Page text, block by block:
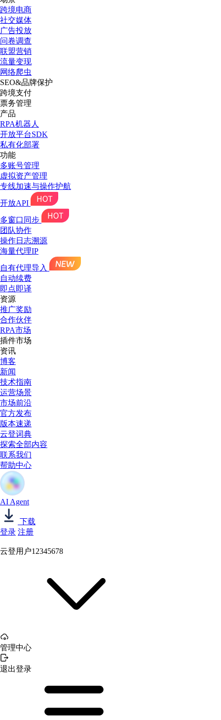
跨境电商
社交媒体
广告投放
问卷调查
联盟营销
流量变现
网络爬虫
SEO&品牌保护
跨境支付
票务管理
产品
RPA机器人
开放平台SDK
私有化部署
功能
多账号管理
虚拟资产管理
专线加速与操作护航
开放API
多窗口同步
团队协作
操作日志溯源
海量代理IP
自有代理导入
自动续费
即点即译
资源
推广奖励
合作伙伴
RPA市场
插件市场
资讯
博客
新闻
技术指南
运营场景
市场前沿
官方发布
版本速递
云登词典
探索全部内容
联系我们
帮助中心
AI Agent
下载
登录 注册
云登用户12345678
管理中心
退出登录